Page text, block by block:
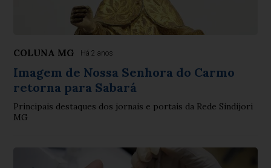
COLUNA MG Há 2 anos
Imagem de Nossa Senhora do Carmo
retorna para Sabará
Principais destaques dos jornais e portais da Rede Sindijori
MG